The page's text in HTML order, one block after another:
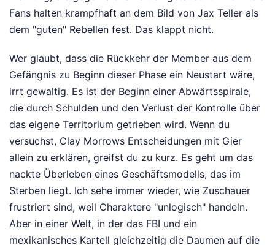
Fans halten krampfhaft an dem Bild von Jax Teller als
dem "guten" Rebellen fest. Das klappt nicht.
Wer glaubt, dass die Rückkehr der Member aus dem
Gefängnis zu Beginn dieser Phase ein Neustart wäre,
irrt gewaltig. Es ist der Beginn einer Abwärtsspirale,
die durch Schulden und den Verlust der Kontrolle über
das eigene Territorium getrieben wird. Wenn du
versuchst, Clay Morrows Entscheidungen mit Gier
allein zu erklären, greifst du zu kurz. Es geht um das
nackte Überleben eines Geschäftsmodells, das im
Sterben liegt. Ich sehe immer wieder, wie Zuschauer
frustriert sind, weil Charaktere "unlogisch" handeln.
Aber in einer Welt, in der das FBI und ein
mexikanisches Kartell gleichzeitig die Daumen auf die